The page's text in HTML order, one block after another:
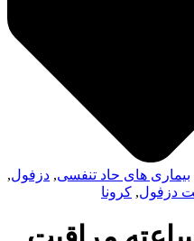
های حاد تنفسی,دزفول,
,کرونا